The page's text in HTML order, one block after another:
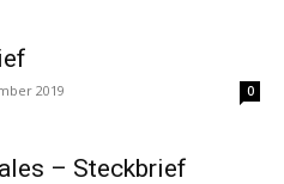
2019 0
– Steckbrief